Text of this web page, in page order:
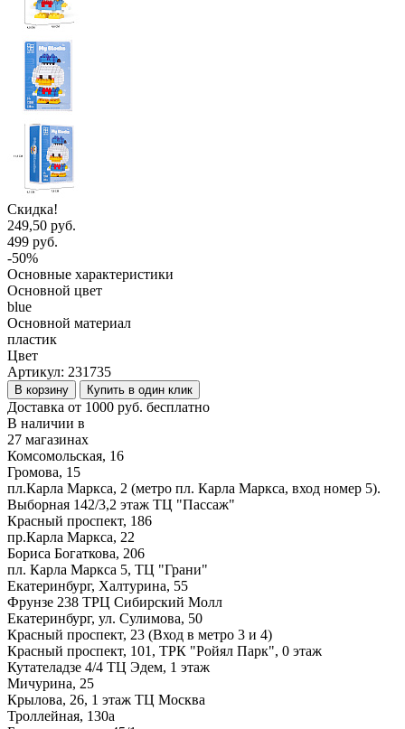
Скидка!
249,50 руб.
499 руб.
-50%
Основные характеристики
Основной цвет
blue
Основной материал
пластик
Цвет
Артикул: 231735
В корзину Купить в один клик
Доставка от 1000 руб. бесплатно
В наличии в
27 магазинах
Комсомольская, 16
Громова, 15
пл.Карла Маркса, 2 (метро пл. Карла Маркса, вход номер 5).
Выборная 142/3,2 этаж ТЦ "Пассаж"
Красный проспект, 186
пр.Карла Маркса, 22
Бориса Богаткова, 206
пл. Карла Маркса 5, ТЦ "Грани"
Екатеринбург, Халтурина, 55
Фрунзе 238 ТРЦ Сибирский Молл
Екатеринбург, ул. Сулимова, 50
Красный проспект, 23 (Вход в метро 3 и 4)
Красный проспект, 101, ТРК "Ройял Парк", 0 этаж
Кутателадзе 4/4 ТЦ Эдем, 1 этаж
Мичурина, 25
Крылова, 26, 1 этаж ТЦ Москва
Троллейная, 130а